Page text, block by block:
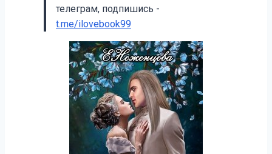
телеграм, подпишись -
t.me/ilovebook99